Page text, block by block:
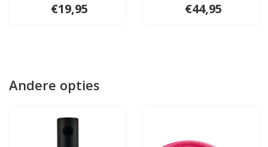
€19,95 €44,95
Andere opties